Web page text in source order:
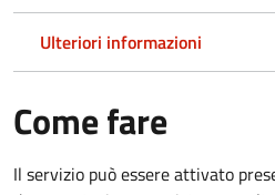
Ulteriori informazioni
Come fare
Il servizio può essere attivato